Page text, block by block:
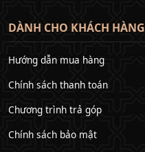
DÀNH CHO KHÁCH HÀNG
Hướng dẫn mua hàng
Chính sách thanh toán
Chương trình trả góp
Chính sách bảo mật